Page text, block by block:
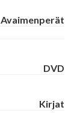
Avaimenperät
DVD
Kirjat